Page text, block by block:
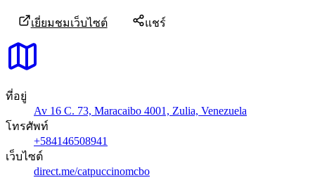
เยี่ยมชมเว็บไซต์ แชร์
ที่อยู่
Av 16 C. 73, Maracaibo 4001, Zulia, Venezuela
โทรศัพท์
+584146508941
เว็บไซต์
direct.me/catpuccinomcbo